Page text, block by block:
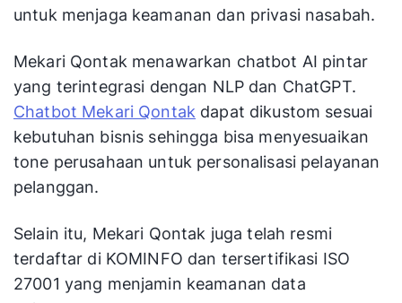
untuk menjaga keamanan dan privasi nasabah.
Mekari Qontak menawarkan chatbot AI pintar
yang terintegrasi dengan NLP dan ChatGPT.
Chatbot Mekari Qontak dapat dikustom sesuai
kebutuhan bisnis sehingga bisa menyesuaikan
tone perusahaan untuk personalisasi pelayanan
pelanggan.
Selain itu, Mekari Qontak juga telah resmi
terdaftar di KOMINFO dan tersertifikasi ISO
27001 yang menjamin keamanan data